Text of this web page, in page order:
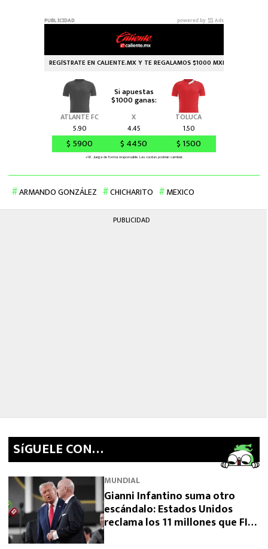
ARMANDO GONZÁLEZ CHICHARITO MEXICO
PUBLICIDAD
SíGUELE CON…
MUNDIAL
Gianni Infantino suma otro
escándalo: Estados Unidos
reclama los 11 millones que FIFA